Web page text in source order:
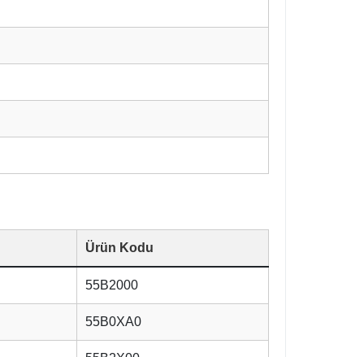
Ürün Kodu
55B2000
55B0XA0